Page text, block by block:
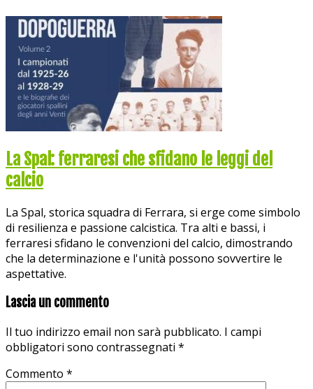
La Spal: ferraresi che sfidano le leggi del
calcio
La Spal, storica squadra di Ferrara, si erge come simbolo
di resilienza e passione calcistica. Tra alti e bassi, i
ferraresi sfidano le convenzioni del calcio, dimostrando
che la determinazione e l'unità possono sovvertire le
aspettative.
Lascia un commento
Il tuo indirizzo email non sarà pubblicato. I campi
obbligatori sono contrassegnati *
Commento *